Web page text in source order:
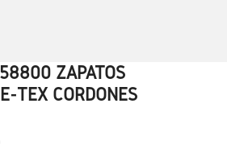
4 5 6 7 8
ZAPATOS
TEX CORDONES